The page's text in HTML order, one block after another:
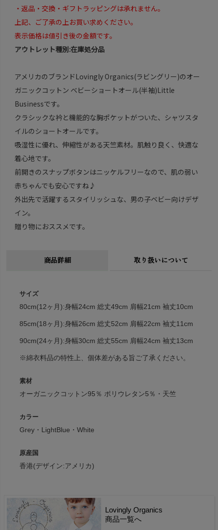
・返品・交換・ギフトラッピングは承れません。
上記、ご了承の上お買い求めください。
表示価格は値引き後の金額です。
アウトレット種別:在庫処分品
アメリカのブランドLovingly Organics(ラビングリー)のオー
ガニックコットン ベビーショートオール(半袖)Little
Businessです。
クラシックな衿と機能的な胸ポケットがついた、シャツスタ
イルのショートオールです。
吸湿性に優れ、伸縮性がある天竺素材。肌触り良く、快適な
着心地です。
前開きのスナップボタンはニッケルフリーなので、肌の弱い
赤ちゃんでも安心ですね♪
外出先で活躍するスタイリッシュな、男の子ベビー向けデザ
イン。
贈り物におススメです。
商品詳細 取り扱いについて
サイズ
80cm(12ヶ月):身幅24cm 総丈49cm 肩幅21cm 袖丈10cm
85cm(18ヶ月):身幅26cm 総丈52cm 肩幅22cm 袖丈11cm
90cm(24ヶ月):身幅30cm 総丈55cm 肩幅24cm 袖丈13cm
※綿衣料品の特性上、個体差がある旨ご了承ください。
素材
オーガニックコットン95％ ポリウレタン5％・天竺
カラー
Grey・LightBlue・White
原産国
香港(デザイン:アメリカ)
Lovingly Organics
商品一覧へ